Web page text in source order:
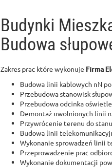
Budynki
Budowa
Zakres prac które wykonuje Firma
Budowa linii kablowych nN
Przebudowa stanowisk
Przebudowa odcinka
Demontaż uwolnionych linii
Przywrócenie terenu do
Budowa linii
Wykonanie sprowadzeń linii
Przeprowadzenie prac
Wykonanie dokumentacji